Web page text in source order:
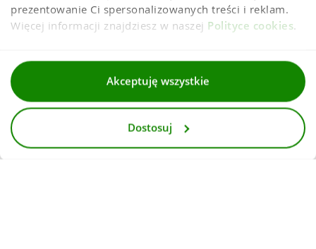
prezentowanie Ci spersonalizowanych treści i reklam.
Więcej informacji znajdziesz w naszej Polityce cookies.
Akceptuję wszystkie
Dostosuj
Regulaminy
Dla mediów